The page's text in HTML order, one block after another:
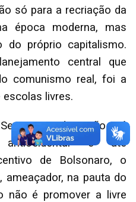
só para a recriação da
época moderna, mas
do próprio capitalismo.
central que
comunismo real, foi a
livres.
Partido não é
antiocidental e até
de Bolsonaro, o
ameaçador, na pauta do
não é promover a livre